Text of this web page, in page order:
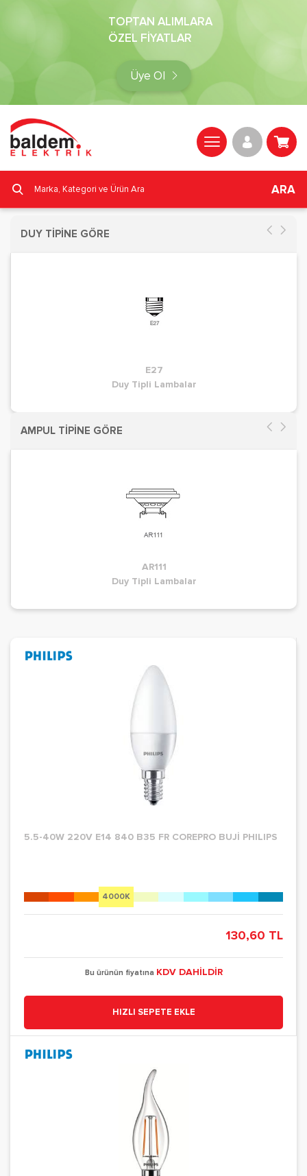
TOPTAN ALIMLARA
ÖZEL FİYATLAR
Üye Ol
ARA
DUY TİPİNE GÖRE
E27
Duy Tipli Lambalar
AMPUL TİPİNE GÖRE
AR111
Duy Tipli Lambalar
5.5-40W 220V E14 840 B35 FR COREPRO BUJİ PHILIPS
4000K
130,60 TL
Bu ürünün fiyatına KDV DAHİLDİR
HIZLI SEPETE EKLE